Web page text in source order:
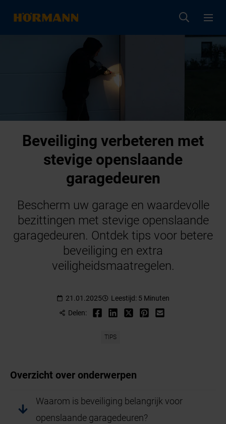
Beveiliging verbeteren met
stevige openslaande
garagedeuren
Bescherm uw garage en waardevolle
bezittingen met stevige openslaande
garagedeuren. Ontdek tips voor betere
beveiliging en extra
veiligheidsmaatregelen.
21.01.2025
Leestijd: 5 Minuten
Delen:
TIPS
Overzicht over onderwerpen
Waarom is beveiliging belangrijk voor
openslaande garagedeuren?